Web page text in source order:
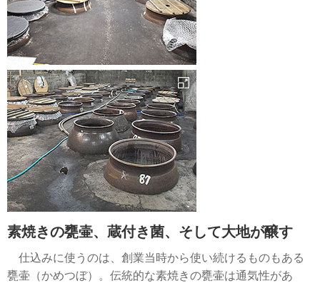
素焼きの甕壷、蔵付き菌、そして大地が醸す
仕込みに使うのは、創業当時から使い続けるものもある
甕壷（かめつぼ）。伝統的な素焼きの甕壷は通気性があ